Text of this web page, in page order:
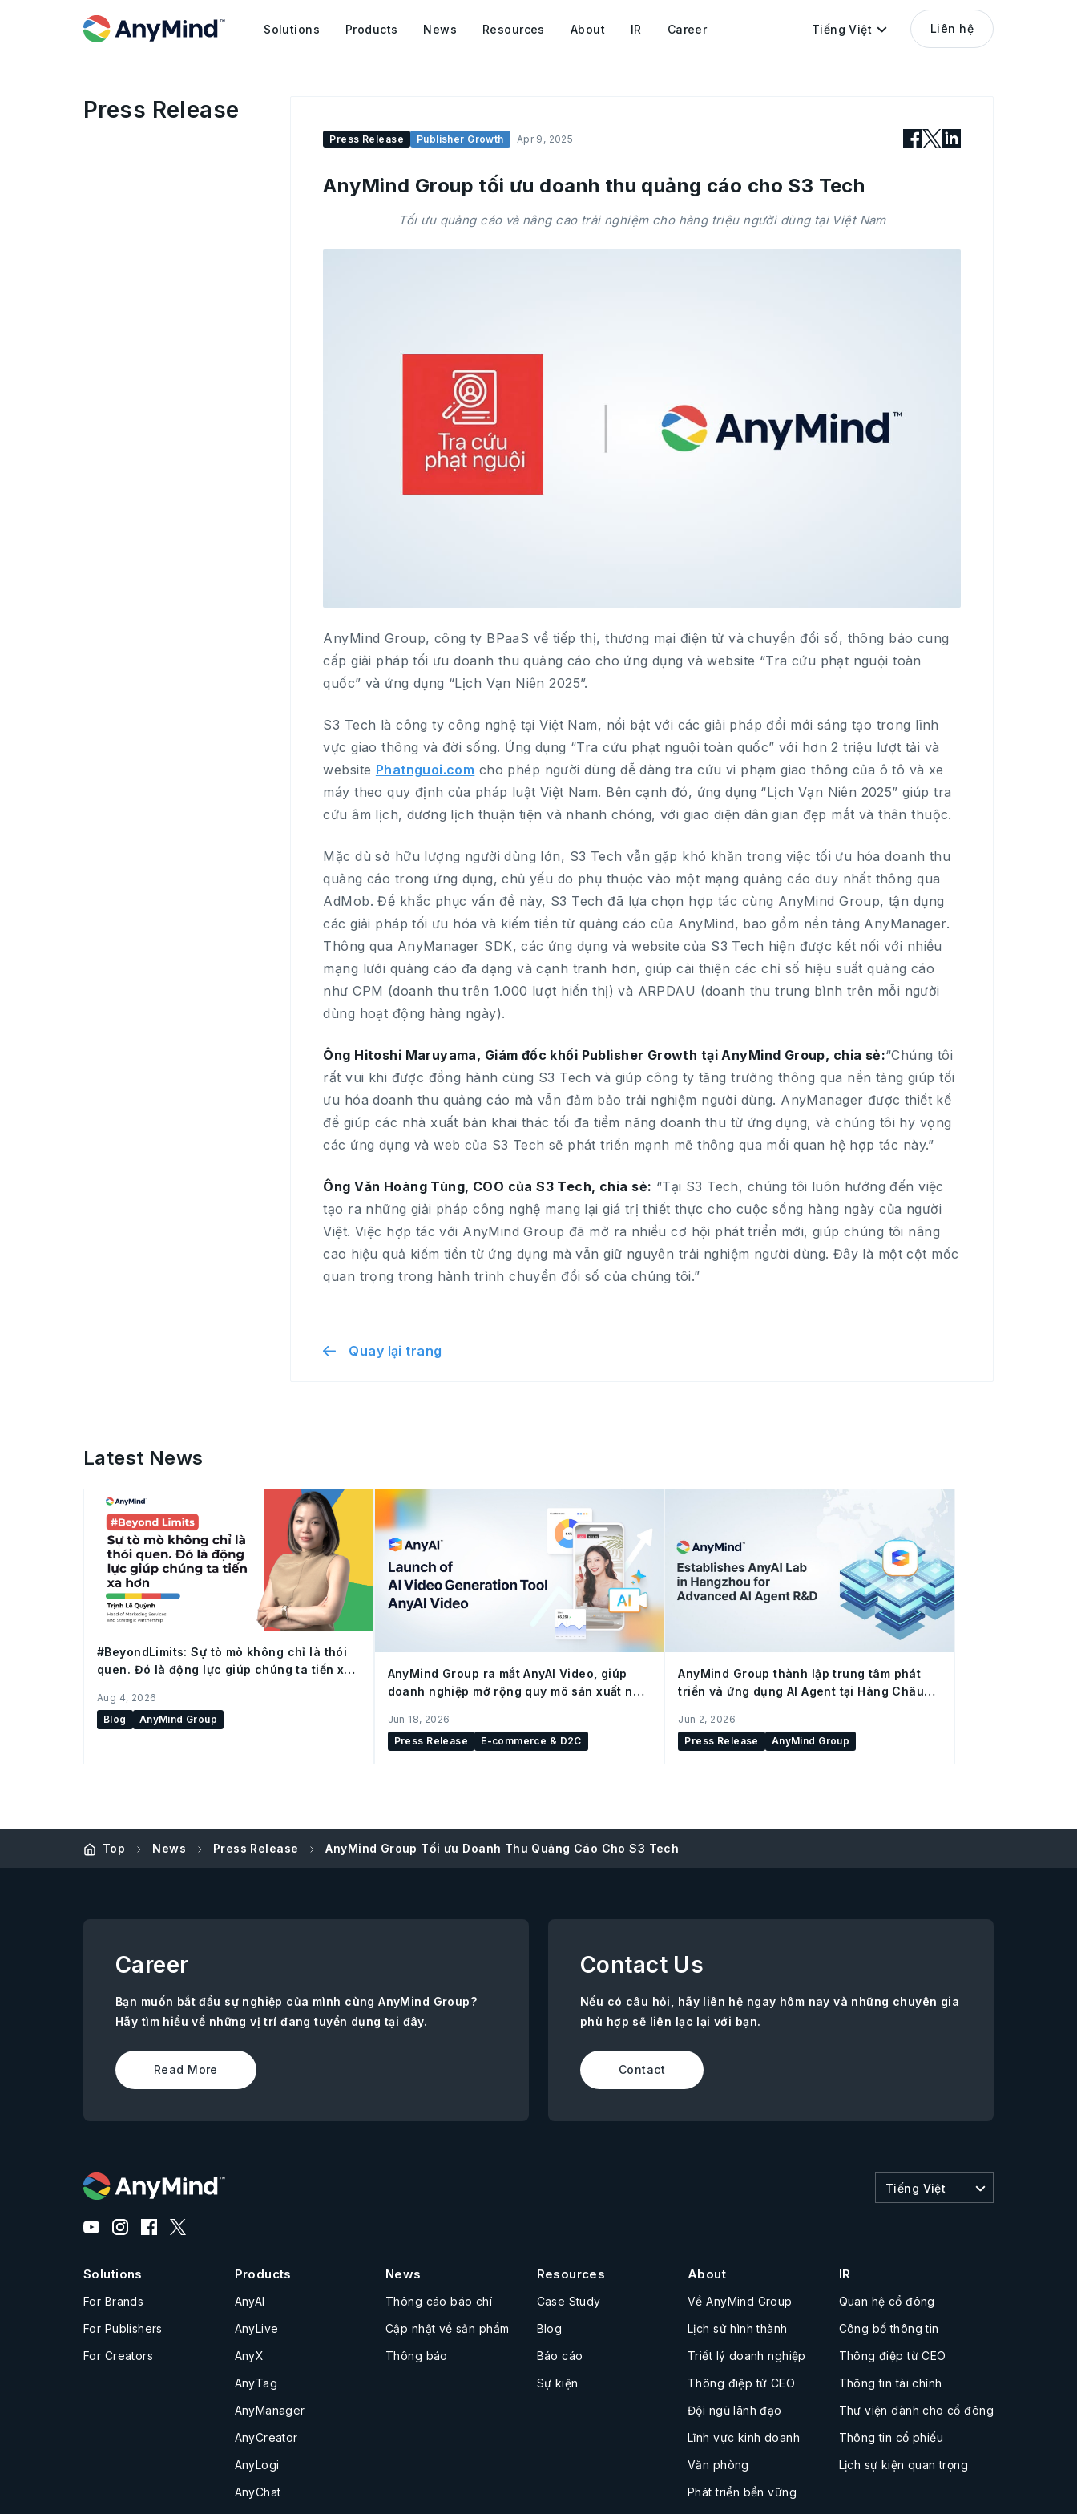
Solutions Products News Resources About IR Career Tiếng Việt Liên hệ
Press Release
Press Release Publisher Growth Apr 9, 2025
AnyMind Group tối ưu doanh thu quảng cáo cho S3 Tech
Tối ưu quảng cáo và nâng cao trải nghiệm cho hàng triệu người dùng tại Việt Nam
AnyMind Group, công ty BPaaS về tiếp thị, thương mại điện tử và chuyển đổi số, thông báo cung
cấp giải pháp tối ưu doanh thu quảng cáo cho ứng dụng và website “Tra cứu phạt nguội toàn
quốc” và ứng dụng “Lịch Vạn Niên 2025”.
S3 Tech là công ty công nghệ tại Việt Nam, nổi bật với các giải pháp đổi mới sáng tạo trong lĩnh
vực giao thông và đời sống. Ứng dụng “Tra cứu phạt nguội toàn quốc” với hơn 2 triệu lượt tải và
website Phatnguoi.com cho phép người dùng dễ dàng tra cứu vi phạm giao thông của ô tô và xe
máy theo quy định của pháp luật Việt Nam. Bên cạnh đó, ứng dụng “Lịch Vạn Niên 2025” giúp tra
cứu âm lịch, dương lịch thuận tiện và nhanh chóng, với giao diện dân gian đẹp mắt và thân thuộc.
Mặc dù sở hữu lượng người dùng lớn, S3 Tech vẫn gặp khó khăn trong việc tối ưu hóa doanh thu
quảng cáo trong ứng dụng, chủ yếu do phụ thuộc vào một mạng quảng cáo duy nhất thông qua
AdMob. Để khắc phục vấn đề này, S3 Tech đã lựa chọn hợp tác cùng AnyMind Group, tận dụng
các giải pháp tối ưu hóa và kiếm tiền từ quảng cáo của AnyMind, bao gồm nền tảng AnyManager.
Thông qua AnyManager SDK, các ứng dụng và website của S3 Tech hiện được kết nối với nhiều
mạng lưới quảng cáo đa dạng và cạnh tranh hơn, giúp cải thiện các chỉ số hiệu suất quảng cáo
như CPM (doanh thu trên 1.000 lượt hiển thị) và ARPDAU (doanh thu trung bình trên mỗi người
dùng hoạt động hàng ngày).
Ông Hitoshi Maruyama, Giám đốc khối Publisher Growth tại AnyMind Group, chia sẻ:“Chúng tôi
rất vui khi được đồng hành cùng S3 Tech và giúp công ty tăng trưởng thông qua nền tảng giúp tối
ưu hóa doanh thu quảng cáo mà vẫn đảm bảo trải nghiệm người dùng. AnyManager được thiết kế
để giúp các nhà xuất bản khai thác tối đa tiềm năng doanh thu từ ứng dụng, và chúng tôi hy vọng
các ứng dụng và web của S3 Tech sẽ phát triển mạnh mẽ thông qua mối quan hệ hợp tác này.”
Ông Văn Hoàng Tùng, COO của S3 Tech, chia sẻ: “Tại S3 Tech, chúng tôi luôn hướng đến việc
tạo ra những giải pháp công nghệ mang lại giá trị thiết thực cho cuộc sống hàng ngày của người
Việt. Việc hợp tác với AnyMind Group đã mở ra nhiều cơ hội phát triển mới, giúp chúng tôi nâng
cao hiệu quả kiếm tiền từ ứng dụng mà vẫn giữ nguyên trải nghiệm người dùng. Đây là một cột mốc
quan trọng trong hành trình chuyển đổi số của chúng tôi.”
Quay lại trang
Latest News
#BeyondLimits: Sự tò mò không chỉ là thói
quen. Đó là động lực giúp chúng ta tiến xa
Aug 4, 2026
Blog
AnyMind Group
AnyMind Group ra mắt AnyAI Video, giúp
doanh nghiệp mở rộng quy mô sản xuất nội
Jun 18, 2026
Press Release
E-commerce & D2C
AnyMind Group thành lập trung tâm phát
triển và ứng dụng AI Agent tại Hàng Châu
Jun 2, 2026
Press Release
AnyMind Group
Top News Press Release AnyMind Group Tối ưu Doanh Thu Quảng Cáo Cho S3 Tech
Career
Bạn muốn bắt đầu sự nghiệp của mình cùng AnyMind Group?
Hãy tìm hiểu về những vị trí đang tuyển dụng tại đây.
Read More
Contact Us
Nếu có câu hỏi, hãy liên hệ ngay hôm nay và những chuyên gia
phù hợp sẽ liên lạc lại với bạn.
Contact
Tiếng Việt
Solutions
For Brands
For Publishers
For Creators
Products
AnyAI
AnyLive
AnyX
AnyTag
AnyManager
AnyCreator
AnyLogi
AnyChat
News
Thông cáo báo chí
Cập nhật về sản phẩm
Thông báo
Resources
Case Study
Blog
Báo cáo
Sự kiện
About
Về AnyMind Group
Lịch sử hình thành
Triết lý doanh nghiệp
Thông điệp từ CEO
Đội ngũ lãnh đạo
Lĩnh vực kinh doanh
Văn phòng
Phát triển bền vững
IR
Quan hệ cổ đông
Công bố thông tin
Thông điệp từ CEO
Thông tin tài chính
Thư viện dành cho cổ đông
Thông tin cổ phiếu
Lịch sự kiện quan trọng